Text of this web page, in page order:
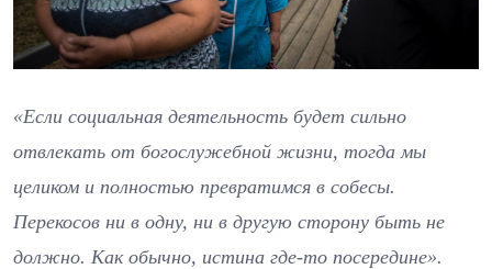
«Если социальная деятельность будет сильно
отвлекать от богослужебной жизни, тогда мы
целиком и полностью превратимся в собесы.
Перекосов ни в одну, ни в другую сторону быть не
должно. Как обычно, истина где-то посередине».